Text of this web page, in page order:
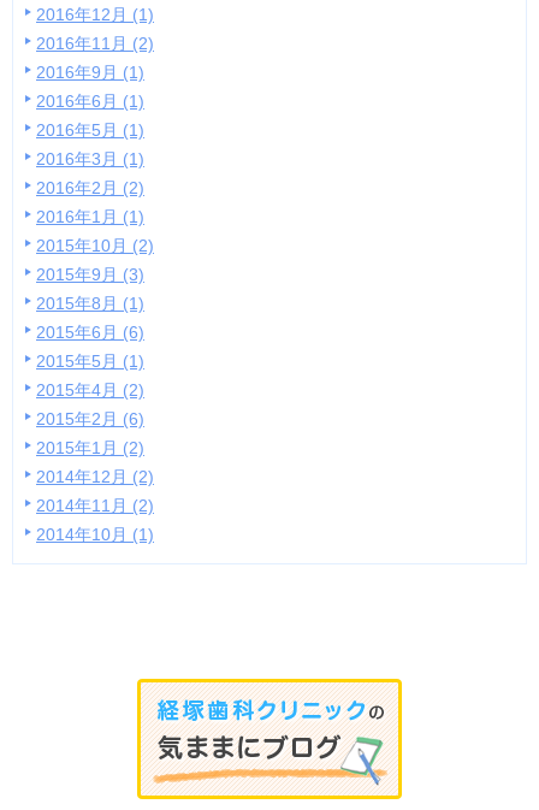
2016年12月 (1)
2016年11月 (2)
2016年9月 (1)
2016年6月 (1)
2016年5月 (1)
2016年3月 (1)
2016年2月 (2)
2016年1月 (1)
2015年10月 (2)
2015年9月 (3)
2015年8月 (1)
2015年6月 (6)
2015年5月 (1)
2015年4月 (2)
2015年2月 (6)
2015年1月 (2)
2014年12月 (2)
2014年11月 (2)
2014年10月 (1)